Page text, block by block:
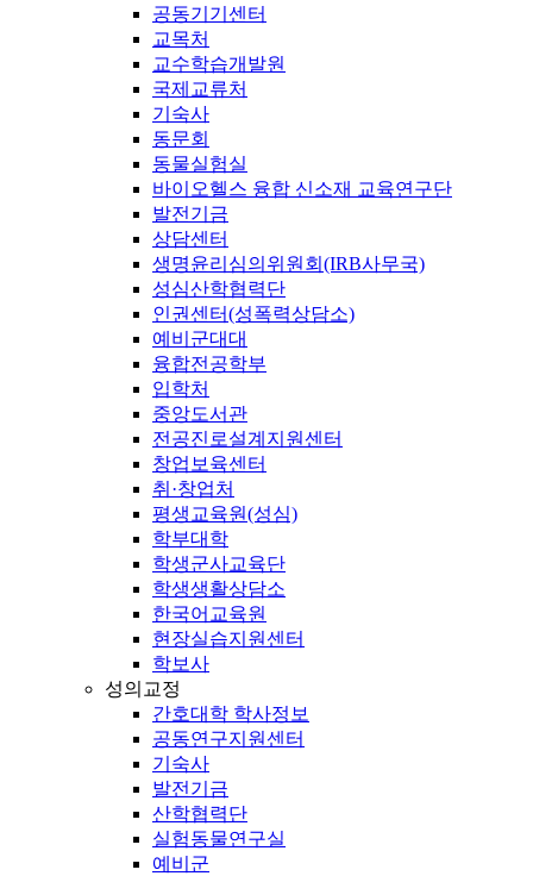
공동기기센터
교목처
교수학습개발원
국제교류처
기숙사
동문회
동물실험실
바이오헬스 융합 신소재 교육연구단
발전기금
상담센터
생명윤리심의위원회(IRB사무국)
성심산학협력단
인권센터(성폭력상담소)
예비군대대
융합전공학부
입학처
중앙도서관
전공진로설계지원센터
창업보육센터
취·창업처
평생교육원(성심)
학부대학
학생군사교육단
학생생활상담소
한국어교육원
현장실습지원센터
학보사
성의교정
간호대학 학사정보
공동연구지원센터
기숙사
발전기금
산학협력단
실험동물연구실
예비군